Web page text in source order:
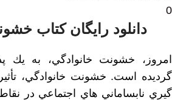
0
دانلود رایگان کتاب
امروز، خشونت خانوادگي، به يك
گرديده است. خشونت خانوادگي،
گيري نابساماني هاي اجتماعي در